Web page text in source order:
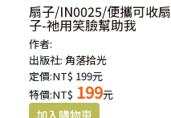
扇子/IN0025/便攜可收扇
子-祂用笑臉幫助我
作者:
出版社: 角落拾光
定價:NT$ 199元
特價:NT$ 199元